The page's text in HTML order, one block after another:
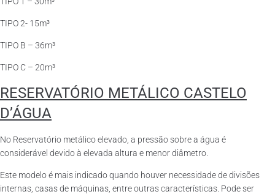
TIPO 2- 15m³
TIPO B – 36m³
TIPO C – 20m³
RESERVATÓRIO METÁLICO CASTELO
D’ÁGUA
No Reservatório metálico elevado, a pressão sobre a água é
considerável devido à elevada altura e menor diâmetro.
Este modelo é mais indicado quando houver necessidade de divisões
internas, casas de máquinas, entre outras características. Pode ser